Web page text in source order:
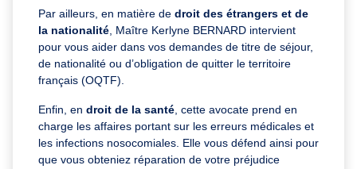
Par ailleurs, en matière de droit des étrangers et de
la nationalité, Maître Kerlyne BERNARD intervient
pour vous aider dans vos demandes de titre de séjour,
de nationalité ou d’obligation de quitter le territoire
français (OQTF).
Enfin, en droit de la santé, cette avocate prend en
charge les affaires portant sur les erreurs médicales et
les infections nosocomiales. Elle vous défend ainsi pour
que vous obteniez réparation de votre préjudice